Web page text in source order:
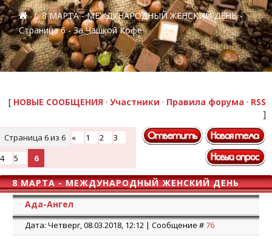
/ 8 МАРТА - МЕЖДУНАРОДНЫЙ ЖЕНСКИЙ ДЕНЬ -
Страница 6 - За Чашкой Кофе
[ НОВЫЕ СООБЩЕНИЯ · Участники · Правила форума · RSS
]
Страница 6из 6 « 1 2
3
4
5 6
8 МАРТА - МЕЖДУНАРОДНЫЙ ЖЕНСКИЙ ДЕНЬ
Ада-Ангел
Дата: Четверг, 08.03.2018, 12:12 | Сообщение #76